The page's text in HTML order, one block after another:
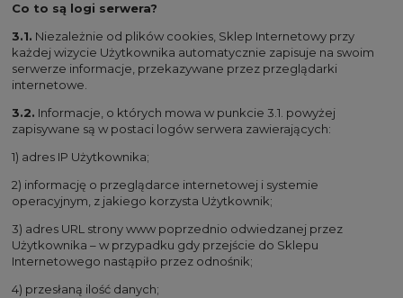
Co to są logi serwera?
3.1. Niezależnie od plików cookies, Sklep Internetowy przy
każdej wizycie Użytkownika automatycznie zapisuje na swoim
serwerze informacje, przekazywane przez przeglądarki
internetowe.
3.2. Informacje, o których mowa w punkcie 3.1. powyżej
zapisywane są w postaci logów serwera zawierających:
1) adres IP Użytkownika;
2) informację o przeglądarce internetowej i systemie
operacyjnym, z jakiego korzysta Użytkownik;
3) adres URL strony www poprzednio odwiedzanej przez
Użytkownika – w przypadku gdy przejście do Sklepu
Internetowego nastąpiło przez odnośnik;
4) przesłaną ilość danych;